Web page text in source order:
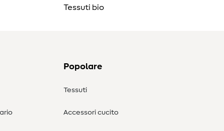
Tessuti bio
Popolare
Tessuti
Accessori cucito